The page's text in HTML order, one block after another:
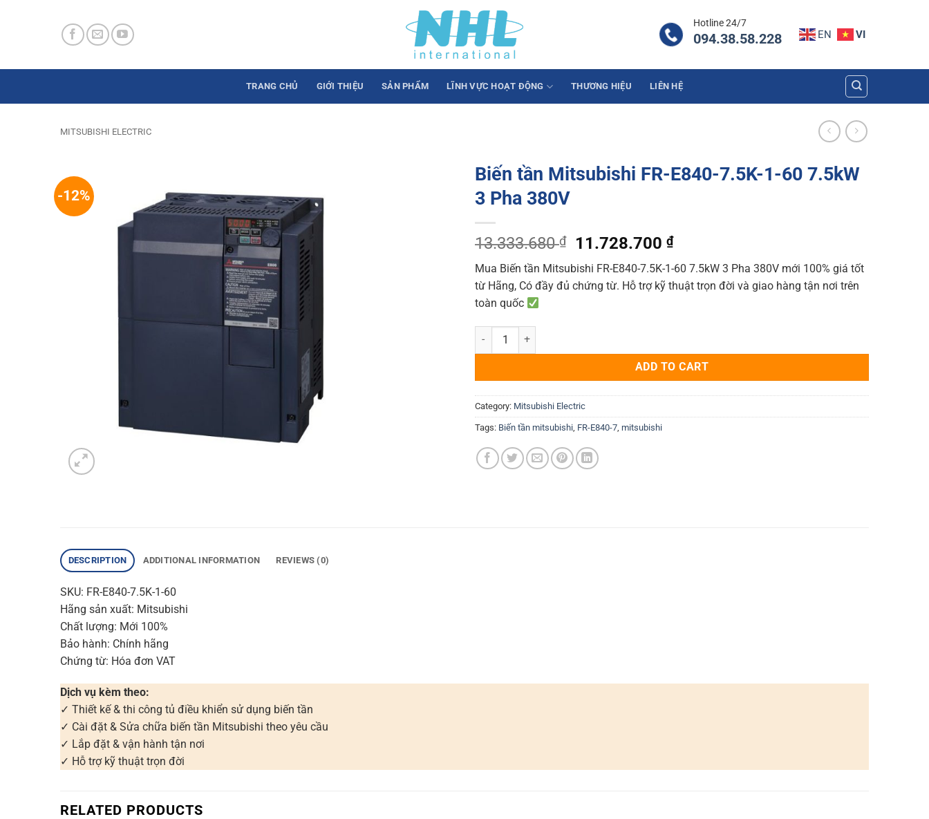
Hotline 24/7
094.38.58.228 EN VI
TRANG CHỦ GIỚI THIỆU SẢN PHẨM LĨNH VỰC HOẠT ĐỘNG THƯƠNG HIỆU LIÊN HỆ
MITSUBISHI ELECTRIC
-12%
Biến tần Mitsubishi FR-E840-7.5K-1-60 7.5kW
3 Pha 380V
13.333.680₫
Original
price
was:
13.333.680 ₫.
11.728.700₫Current
price
is:
11.728.700 ₫.
Mua Biến tần Mitsubishi FR-E840-7.5K-1-60 7.5kW 3 Pha 380V mới 100% giá tốt
từ Hãng, Có đầy đủ chứng từ. Hỗ trợ kỹ thuật trọn đời và giao hàng tận nơi trên
toàn quốc
Biến tần Mitsubishi FR-E840-7.5K-1-60 7.5kW 3 Pha 380V quantity
ADD TO CART
Category: Mitsubishi Electric
Tags: Biến tần mitsubishi FR-E840-7 mitsubishi
DESCRIPTION ADDITIONAL INFORMATION REVIEWS (0)
SKU: FR-E840-7.5K-1-60
Hãng sản xuất: Mitsubishi
Chất lượng: Mới 100%
Bảo hành: Chính hãng
Chứng từ: Hóa đơn VAT
Dịch vụ kèm theo:
✓ Thiết kế & thi công tủ điều khiển sử dụng biến tần
✓ Cài đặt & Sửa chữa biến tần Mitsubishi theo yêu cầu
✓ Lắp đặt & vận hành tận nơi
✓ Hỗ trợ kỹ thuật trọn đời
RELATED PRODUCTS